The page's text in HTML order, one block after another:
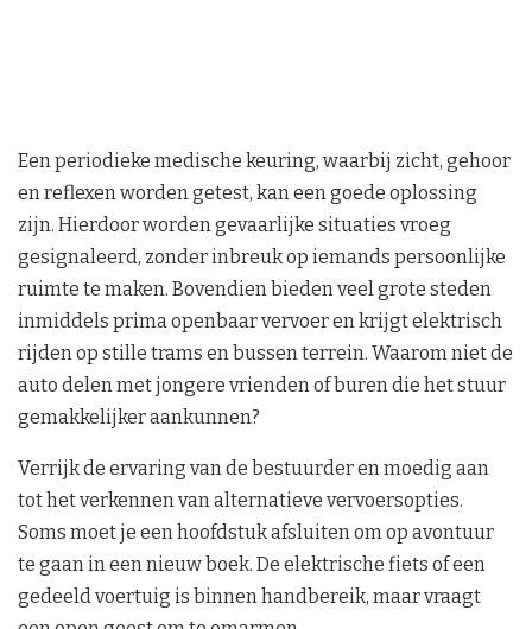
Een periodieke medische keuring, waarbij zicht, gehoor
en reflexen worden getest, kan een goede oplossing
zijn. Hierdoor worden gevaarlijke situaties vroeg
gesignaleerd, zonder inbreuk op iemands persoonlijke
ruimte te maken. Bovendien bieden veel grote steden
inmiddels prima openbaar vervoer en krijgt elektrisch
rijden op stille trams en bussen terrein. Waarom niet de
auto delen met jongere vrienden of buren die het stuur
gemakkelijker aankunnen?
Verrijk de ervaring van de bestuurder en moedig aan
tot het verkennen van alternatieve vervoersopties.
Soms moet je een hoofdstuk afsluiten om op avontuur
te gaan in een nieuw boek. De elektrische fiets of een
gedeeld voertuig is binnen handbereik, maar vraagt